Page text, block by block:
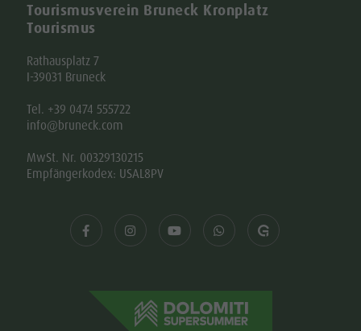
Tourismusverein Bruneck Kronplatz
Tourismus
Rathausplatz 7
I-39031 Bruneck
Tel. +39 0474 555722
info@bruneck.com
MwSt. Nr. 00329130215
Empfängerkodex: USAL8PV